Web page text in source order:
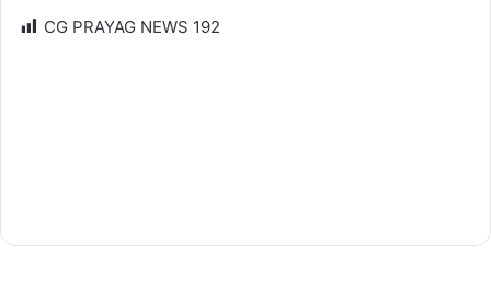
CG PRAYAG NEWS 192